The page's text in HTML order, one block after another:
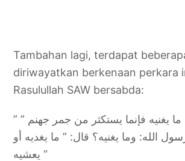
Tambahan lagi, terdapat
diriwayatkan berkenaan perkara
Rasulullah SAW bersabda:
” ‌من ‌سأل ‌وعنده ‌ما ‌يغنيه ‌فإنما ‌يستكثر ‌من ‌جمر ‌جهنم ”
رسول الله: وما يغنيه؟ قال: ” ما يغديه أو
يعشيه “